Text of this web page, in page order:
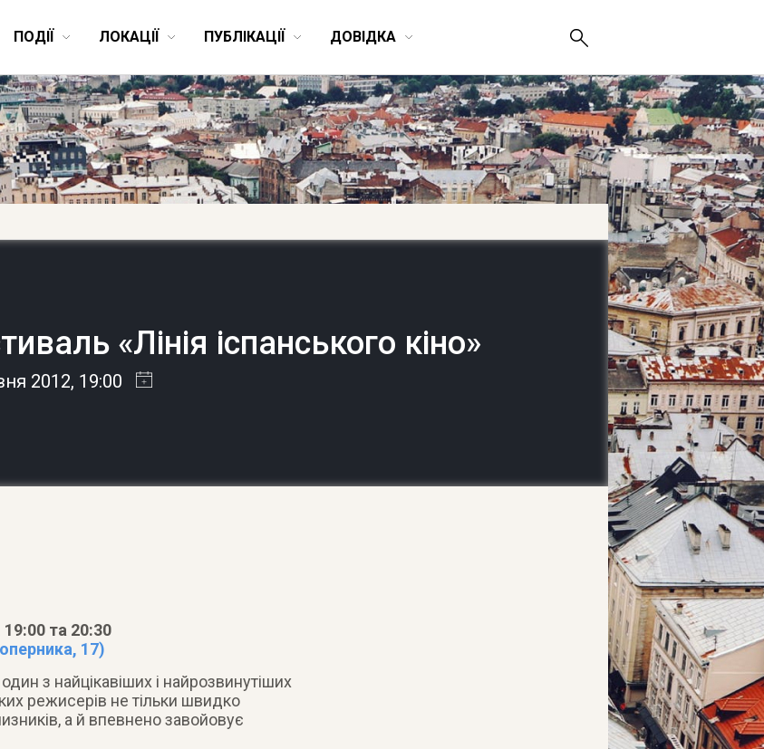
ПОДІЇ ЛОКАЦІЇ ПУБЛІКАЦІЇ ДОВІДКА
«Лінія іспанського кіно»
2012, 19:00
та 20:30
17)
з найцікавіших і найрозвинутіших
режисерів не тільки швидко
а й впевнено завойовує